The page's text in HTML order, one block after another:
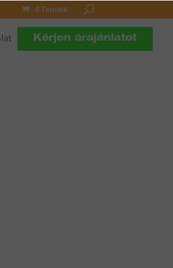
0 Termék
Kérjen árajánlatot